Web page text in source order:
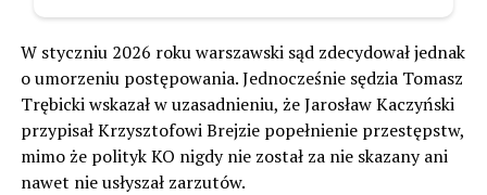
W styczniu 2026 roku warszawski sąd zdecydował jednak
o umorzeniu postępowania. Jednocześnie sędzia Tomasz
Trębicki wskazał w uzasadnieniu, że Jarosław Kaczyński
przypisał Krzysztofowi Brejzie popełnienie przestępstw,
mimo że polityk KO nigdy nie został za nie skazany ani
nawet nie usłyszał zarzutów.